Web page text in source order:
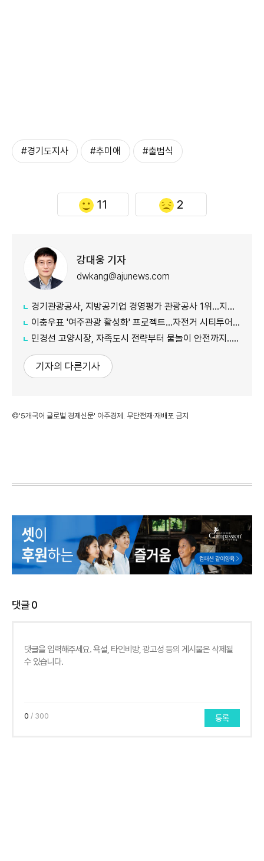
#경기도지사 #추미애 #출범식
11 2
강대웅 기자
dwkang@ajunews.com
경기관광공사, 지방공기업 경영평가 관광공사 1위...지난해 5위서 4계단 상승
이충우표 '여주관광 활성화' 프로젝트...자전거 시티투어 확대
민경선 고양시장, 자족도시 전략부터 물놀이 안전까지...민선 9기 현장행정 속도
기자의 다른기사
©'5개국어 글로벌 경제신문' 아주경제. 무단전재·재배포 금지
댓글0
0 / 300 등록